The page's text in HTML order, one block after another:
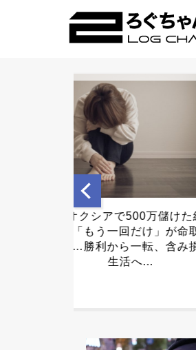
キオクシアで500万儲けた結
果「もう一回だけ」が命取
り…勝利から一転、含み損
生活へ...